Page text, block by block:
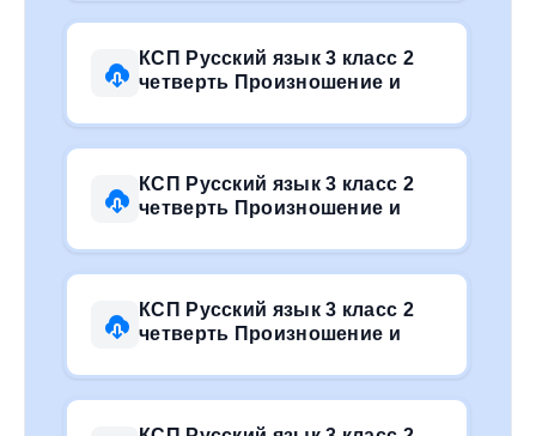
КСП Русский язык 3 класс 2
четверть Произношение и
КСП Русский язык 3 класс 2
четверть Произношение и
КСП Русский язык 3 класс 2
четверть Произношение и